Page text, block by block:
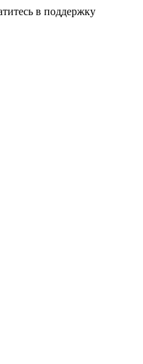
в поддержку